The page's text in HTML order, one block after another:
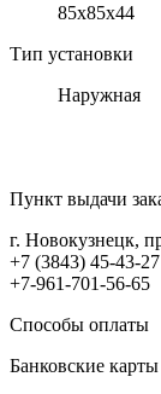
85х85х44
Тип установки
Наружная
Пункт выдачи
г. Новокузнецк,
+7 (3843) 45-43-27
+7-961-701-56-65
Способы оплаты
Банковские